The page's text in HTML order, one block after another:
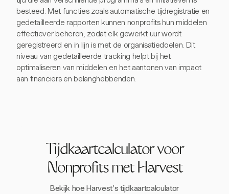
besteed. Met functies zoals automatische tijdregistratie en
gedetailleerde rapporten kunnen nonprofits hun middelen
effectiever beheren, zodat elk gewerkt uur wordt
geregistreerd en in lijn is met de organisatiedoelen. Dit
niveau van gedetailleerde tracking helpt bij het
optimaliseren van middelen en het aantonen van impact
aan financiers en belanghebbenden.
Tijdkaartcalculator voor
Nonprofits met Harvest
Bekijk hoe Harvest's tijdkaartcalculator